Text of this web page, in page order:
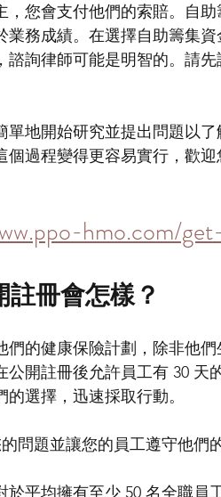
您會支付他們的索賠。自
務成績。在選擇自助籌集
詢律師可能是明智的。請
地開始研究並提出問題以
過程變得更容易實行，歡
hmo.com/
冊會怎樣？
的健康保險計劃，除非他
開註冊後允許員工有 30 天
選擇，迅速採取行動。
問題並讓您的員工遵守他們的
平均擁有至少 50 名全職員